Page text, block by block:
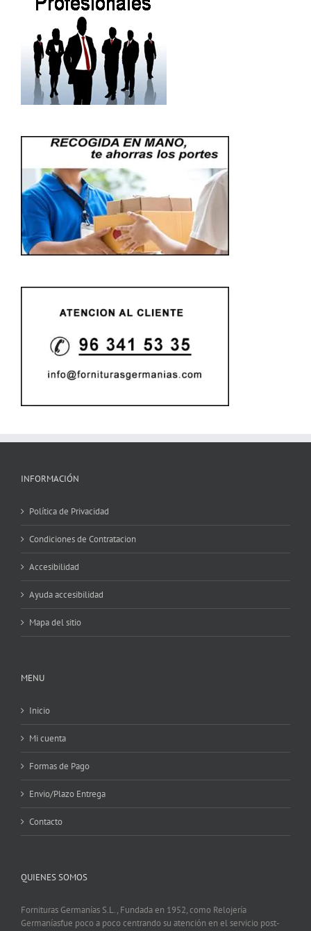
INFORMACIÓN
Política de Privacidad
Condiciones de Contratacion
Accesibilidad
Ayuda accesibilidad
Mapa del sitio
MENU
Inicio
Mi cuenta
Formas de Pago
Envio/Plazo Entrega
Contacto
QUIENES SOMOS
Fornituras Germanías S.L., Fundada en 1952, como Relojería
Germaníasfue poco a poco centrando su atención en el servicio post-